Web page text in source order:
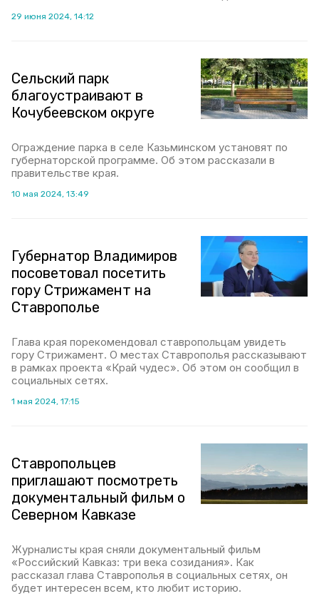
29 июня 2024, 14:12
Сельский парк
благоустраивают в
Кочубеевском округе
Ограждение парка в селе Казьминском установят по
губернаторской программе. Об этом рассказали в
правительстве края.
10 мая 2024, 13:49
Губернатор Владимиров
посоветовал посетить
гору Стрижамент на
Ставрополье
Глава края порекомендовал ставропольцам увидеть
гору Стрижамент. О местах Ставрополья рассказывают
в рамках проекта «Край чудес». Об этом он сообщил в
социальных сетях.
1 мая 2024, 17:15
Ставропольцев
приглашают посмотреть
документальный фильм о
Северном Кавказе
Журналисты края сняли документальный фильм
«Российский Кавказ: три века созидания». Как
рассказал глава Ставрополья в социальных сетях, он
будет интересен всем, кто любит историю.